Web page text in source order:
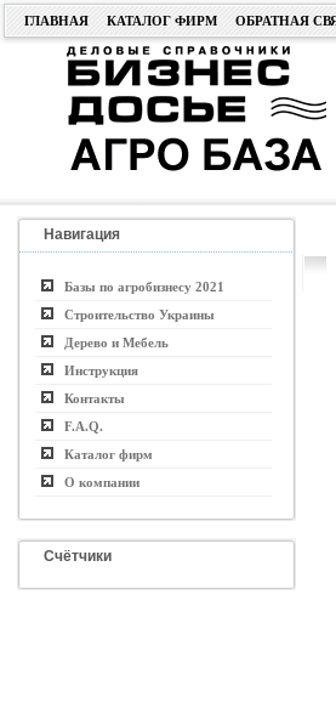
ГЛАВНАЯ КАТАЛОГ ФИРМ ОБРАТНАЯ
Навигация
Базы по агробизнесу 2021
Строительство Украины
Дерево и Мебель
Инструкция
Контакты
F.A.Q.
Каталог фирм
О компании
Счётчики